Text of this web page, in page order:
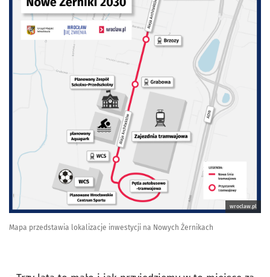
wroclaw.pl
Mapa przedstawia lokalizacje inwestycji na Nowych Żernikach